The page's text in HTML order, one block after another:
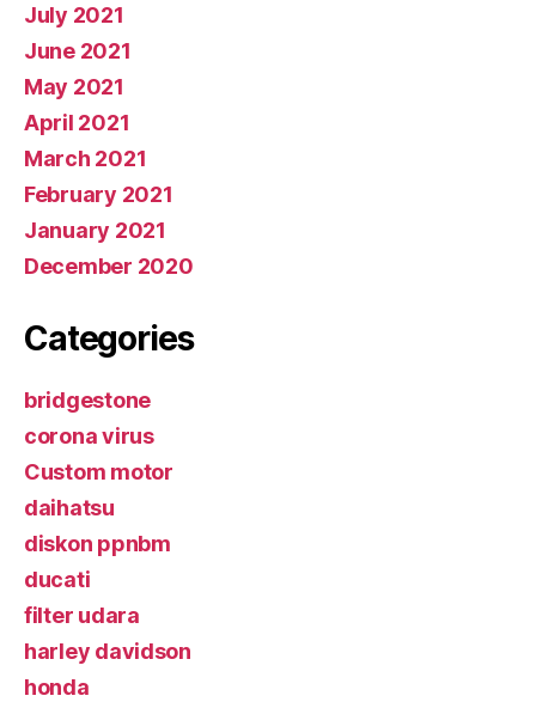
July 2021
June 2021
May 2021
April 2021
March 2021
February 2021
January 2021
December 2020
Categories
bridgestone
corona virus
Custom motor
daihatsu
diskon ppnbm
ducati
filter udara
harley davidson
honda